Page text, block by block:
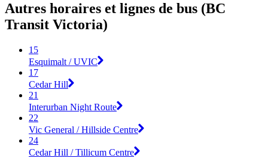
Autres horaires et lignes de bus (BC
Transit Victoria)
15
Esquimalt / UVIC
17
Cedar Hill
21
Interurban Night Route
22
Vic General / Hillside Centre
24
Cedar Hill / Tillicum Centre